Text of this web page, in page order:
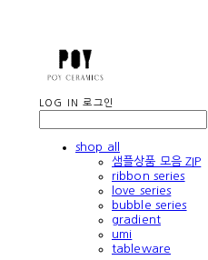
LOG IN 로그인
shop all
샘플상품 모음 ZIP
ribbon series
love series
bubble series
gradient
umi
tableware